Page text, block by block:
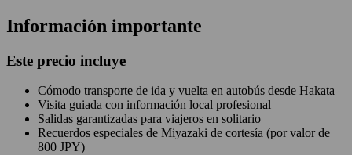
Información importante
Este precio incluye
Cómodo transporte de ida y vuelta en autobús desde Hakata
Visita guiada con información local profesional
Salidas garantizadas para viajeros en solitario
Recuerdos especiales de Miyazaki de cortesía (por valor de
800 JPY)